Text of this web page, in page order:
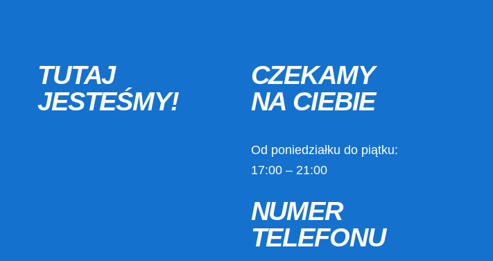
TUTAJ
JESTEŚMY!
CZEKAMY
NA CIEBIE
Od poniedziałku do piątku:
17:00 – 21:00
NUMER
TELEFONU